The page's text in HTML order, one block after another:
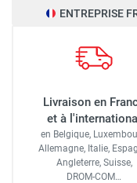
ENTREPRISE
Livraison en
et à l'international
en Belgique,
Allemagne, Italie,
Angleterre, Suisse,
DROM-COM…